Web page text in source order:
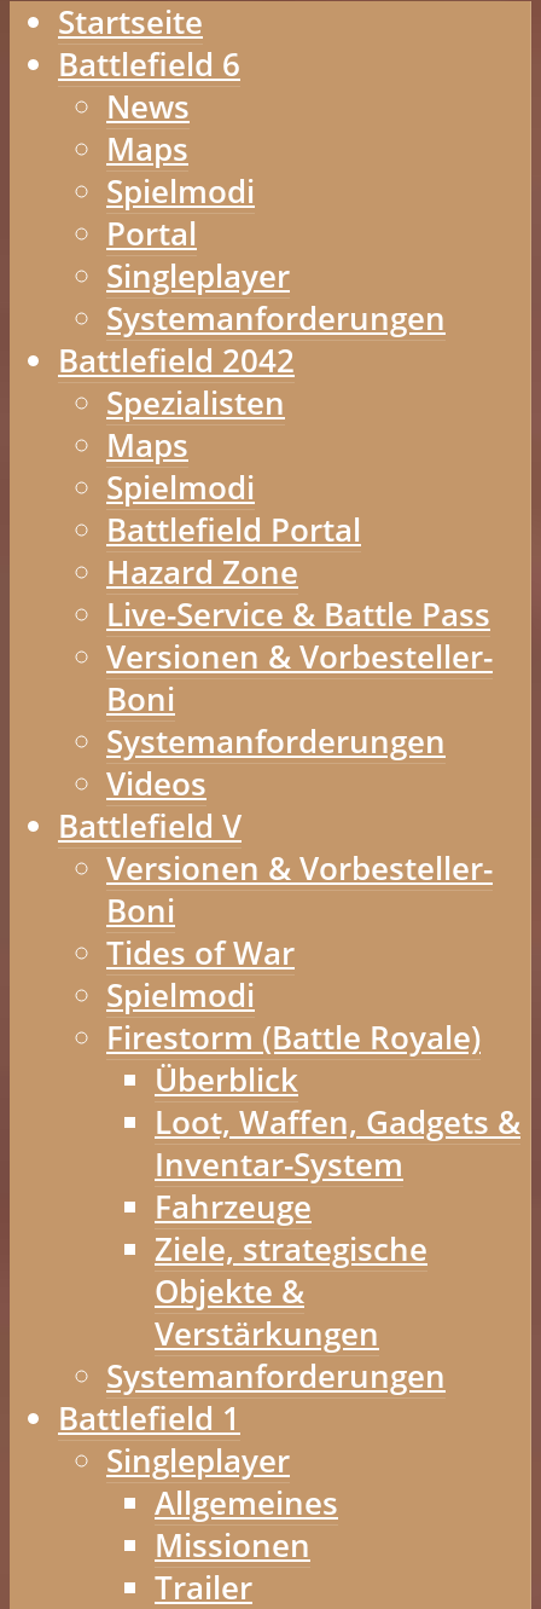
Startseite
Battlefield 6
News
Maps
Spielmodi
Portal
Singleplayer
Systemanforderungen
Battlefield 2042
Spezialisten
Maps
Spielmodi
Battlefield Portal
Hazard Zone
Live-Service & Battle Pass
Versionen & Vorbesteller-
Boni
Systemanforderungen
Videos
Battlefield V
Versionen & Vorbesteller-
Boni
Tides of War
Spielmodi
Firestorm (Battle Royale)
Überblick
Loot, Waffen, Gadgets &
Inventar-System
Fahrzeuge
Ziele, strategische
Objekte &
Verstärkungen
Systemanforderungen
Battlefield 1
Singleplayer
Allgemeines
Missionen
Trailer